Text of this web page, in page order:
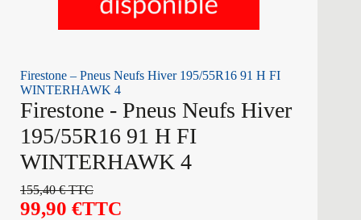
Firestone – Pneus Neufs Hiver 195/55R16 91 H FI
WINTERHAWK 4
Firestone - Pneus Neufs Hiver
195/55R16 91 H FI
WINTERHAWK 4
155,40€TTC
99,90 €TTC